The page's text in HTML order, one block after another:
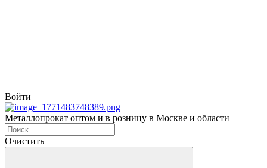
Войти
Металлопрокат оптом и в розницу в Москве и области
Очистить